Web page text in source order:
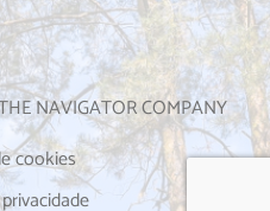
NAVIGATOR COMPANY
cookies